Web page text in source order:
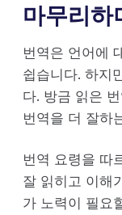
마무리하
번역은 언어에
쉽습니다. 하지
다. 방금 읽은
번역을 더 잘하
번역 요령을 따
잘 읽히고 이해
가 노력이 필요